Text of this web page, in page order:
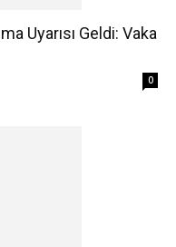
Uyarısı Geldi: Vaka
0